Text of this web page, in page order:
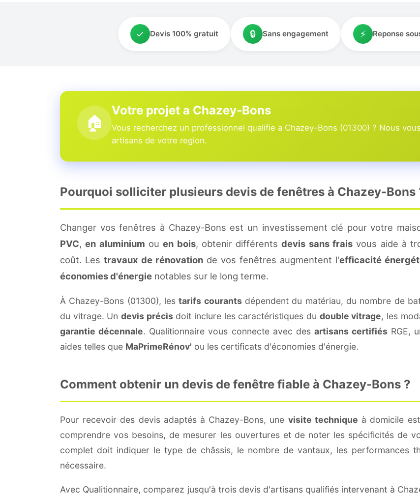
✓ Devis 100% gratuit 🔒 Sans engagement ⚡ Reponse
🏠
Votre projet a Chazey-Bons
Vous recherchez un professionnel qualifie a Chazey-Bons (01300) ? Nous
artisans de votre region.
Pourquoi solliciter plusieurs devis de fenêtres à Chazey-Bons
Changer vos fenêtres à Chazey-Bons est un investissement clé pour votre
PVC,en aluminium ouen bois, obtenir différentsdevis sans frais vous aide à
coût. Les travaux de rénovation de vos fenêtres augmentent l'efficacité
économies d'énergie notables sur le long terme.
À Chazey-Bons (01300), lestarifs courantsdépendent du matériau, du nombre de
du vitrage. Un devis précisdoit inclure les caractéristiques du double vitrage, les
garantie décennale. Qualitionnaire vous connecte avec des artisans certifiés RGE,
aides telles que MaPrimeRénov' ou les certificats d'économies d'énergie.
Comment obtenir un devis de fenêtre fiable à Chazey-Bons ?
Pour recevoir des devis adaptés à Chazey-Bons, une visite technique à domicile
comprendre vos besoins, de mesurer les ouvertures et de noter les spécificités de
complet doit indiquer le type de châssis, le nombre de vantaux, les performances
nécessaire.
Avec Qualitionnaire, comparez jusqu'à trois devis d'artisans qualifiés intervenant à